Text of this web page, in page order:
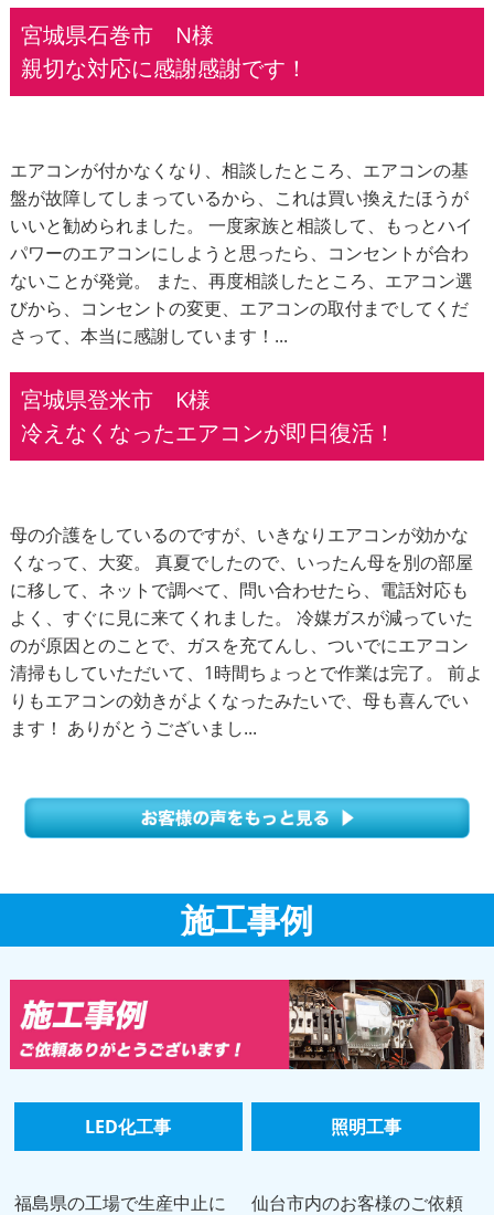
宮城県石巻市 N様
親切な対応に感謝感謝です！
エアコンが付かなくなり、相談したところ、エアコンの基
盤が故障してしまっているから、これは買い換えたほうが
いいと勧められました。 一度家族と相談して、もっとハイ
パワーのエアコンにしようと思ったら、コンセントが合わ
ないことが発覚。 また、再度相談したところ、エアコン選
びから、コンセントの変更、エアコンの取付までしてくだ
さって、本当に感謝しています！...
宮城県登米市 K様
冷えなくなったエアコンが即日復活！
母の介護をしているのですが、いきなりエアコンが効かな
くなって、大変。 真夏でしたので、いったん母を別の部屋
に移して、ネットで調べて、問い合わせたら、電話対応も
よく、すぐに見に来てくれました。 冷媒ガスが減っていた
のが原因とのことで、ガスを充てんし、ついでにエアコン
清掃もしていただいて、1時間ちょっとで作業は完了。 前よ
りもエアコンの効きがよくなったみたいで、母も喜んでい
ます！ ありがとうございまし...
施工事例
LED化工事
福島県の工場で生産中止に
照明工事
仙台市内のお客様のご依頼